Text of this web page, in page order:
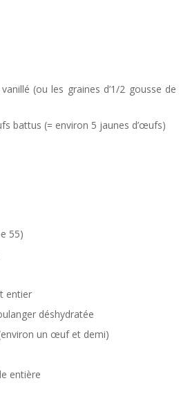
(ou les graines d’1/2 gousse de
battus (= environ 5 jaunes d’œufs)
55)
entier
déshydratée
un œuf et demi)
entière